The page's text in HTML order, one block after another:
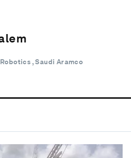
, Saudi Aramco